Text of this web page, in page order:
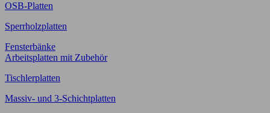
OSB-Platten
Sperrholzplatten
Fensterbänke
Arbeitsplatten mit Zubehör
Tischlerplatten
Massiv- und 3-Schichtplatten